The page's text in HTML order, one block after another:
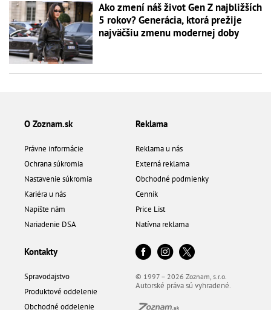
Ako zmení náš život Gen Z najbližších
5 rokov? Generácia, ktorá prežije
najväčšiu zmenu modernej doby
O Zoznam.sk
Právne informácie
Ochrana súkromia
Nastavenie súkromia
Kariéra u nás
Napíšte nám
Nariadenie DSA
Reklama
Reklama u nás
Externá reklama
Obchodné podmienky
Cenník
Price List
Natívna reklama
Kontakty
Spravodajstvo
Produktové oddelenie
Obchodné oddelenie
© 1997 – 2026 Zoznam, s.r.o.
Autorské práva sú vyhradené.